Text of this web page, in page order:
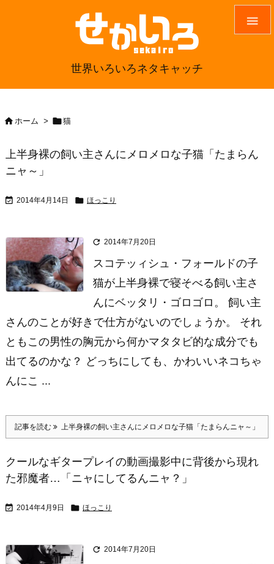
世界いろいろネタキャッチ

ホーム > 猫
上半身裸の飼い主さんにメロメロな子猫「たまらん
ニャ～」
 2014年4月14日  ほっこり
 2014年7月20日
スコテッィシュ・フォールドの子
猫が上半身裸で寝そべる飼い主さ
んにベッタリ・ゴロゴロ。 飼い主
さんのことが好きで仕方がないのでしょうか。 それ
ともこの男性の胸元から何かマタタビ的な成分でも
出てるのかな？ どっちにしても、かわいいネコちゃ
んにこ ...
記事を読む 上半身裸の飼い主さんにメロメロな子猫「たまらんニャ～」
クールなギタープレイの動画撮影中に背後から現れ
た邪魔者…「ニャにしてるんニャ？」
 2014年4月9日  ほっこり
 2014年7月20日